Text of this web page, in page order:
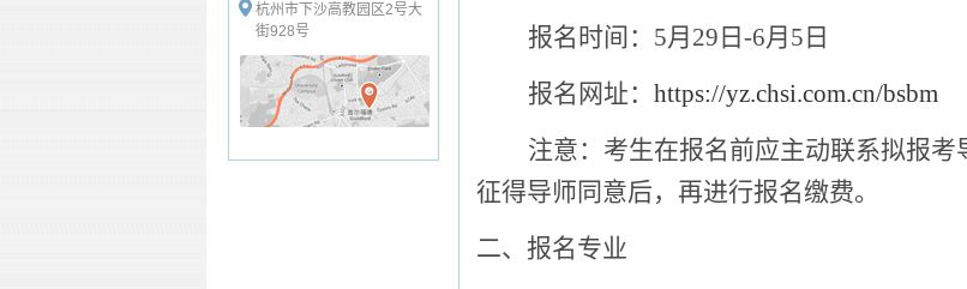
杭州市下沙高教园区2号大
街928号
报名时间： 5月 29 日 -6月 5 日
报名网址： https://yz.chsi.com.cn/bsbm
注意：考生在报名前应主动联系拟报考
征得导师同意后，再进行报名缴费。
二、报名专业